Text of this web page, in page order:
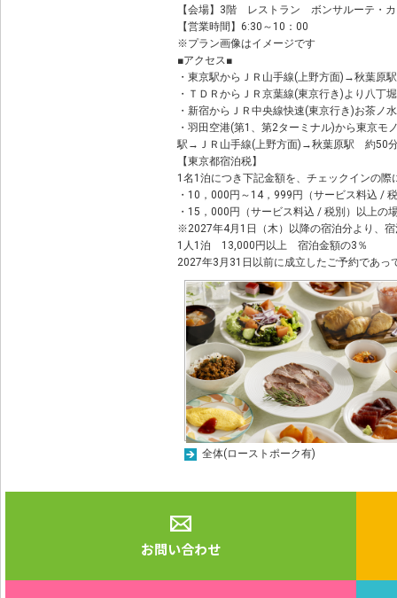
【会場】3階 レストラン ボンサルーテ・
【営業時間】6:30～10：00
※プラン画像はイメージです
■アクセス■
・東京駅からＪＲ山手線(上野方面)→秋葉
・ＴＤＲからＪＲ京葉線(東京行き)より八
・新宿からＪＲ中央線快速(東京行き)お茶
・羽田空港(第1、第2ターミナル)から東京
駅→ＪＲ山手線(上野方面)→秋葉原駅 約50
【東京都宿泊税】
1名1泊につき下記金額を、チェックインの際
・10，000円～14，999円（サービス料込 /
・15，000円（サービス料込 / 税別）以上の
※2027年4月1日（木）以降の宿泊分より、
1人1泊 13,000円以上 宿泊金額の3％
2027年3月31日以前に成立したご予約であ
全体(ローストポーク有)
お問い合わせ